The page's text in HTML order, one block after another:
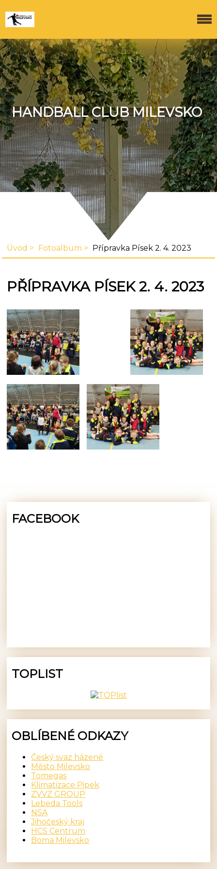
HANDBALL CLUB MILEVSKO
Úvod Fotoalbum Přípravka Písek 2. 4. 2023
PŘÍPRAVKA PÍSEK 2. 4. 2023
FACEBOOK
TOPLIST
OBLÍBENÉ ODKAZY
Český svaz házené
Město Milevsko
Tomegas
Klimatizace Pipek
ZVVZ GROUP
Lebeda Tools
NSA
Jihočeský kraj
HCS Centrum
Boma Milevsko